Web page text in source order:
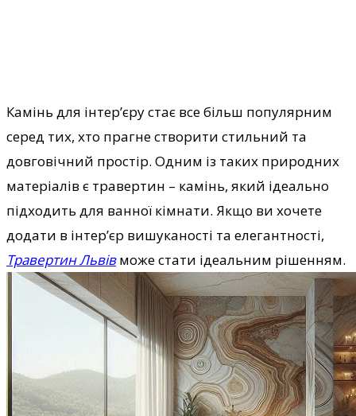
Камінь для інтер’єру стає все більш популярним
серед тих, хто прагне створити стильний та
довговічний простір. Одним із таких природних
матеріалів є травертин – камінь, який ідеально
підходить для ванної кімнати. Якщо ви хочете
додати в інтер’єр вишуканості та елегантності,
Травертин Львівможе стати ідеальним рішенням.